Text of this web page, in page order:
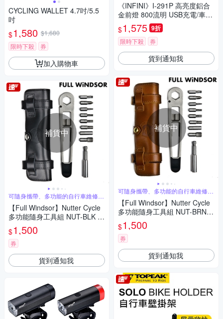
CYCLING WALLET 4.7吋/5.5
吋
$1,580 $1,680
限時下殺
券
加入購物車
補貨中
可隨身攜帶、多功能的自行車維修工
具組
【Full Windsor】Nutter Cycle
多功能隨身工具組 NUT-BLK /
黑色皮革
$1,500
券
貨到通知我
《INFINI》I-291P 高亮度鋁合
金前燈 800流明 USB充電/車燈/
警示/夜騎/安全
$1,575 9折
限時下殺 券
貨到通知我
補貨中
可隨身攜帶、多功能的自行車維修工
具組
【Full Windsor】Nutter Cycle
多功能隨身工具組 NUT-BRN /
棕色皮革
$1,500
券
貨到通知我